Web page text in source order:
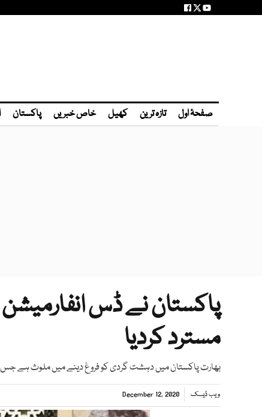
صفحۂ اول تازہ ترین کھیل خاص خبریں پاکستان
پاکستان نے ڈس انفارمیشن
مسترد کردیا
بھارت پاکستان میں دہشت گردی کو فروغ دینے میں ملوث ہے جس
ویب ڈیسک December 12, 2020